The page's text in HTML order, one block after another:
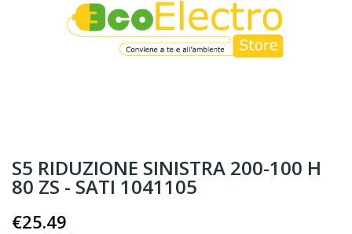
S5 RIDUZIONE SINISTRA 200-100 H
80 ZS - SATI 1041105
€25.49